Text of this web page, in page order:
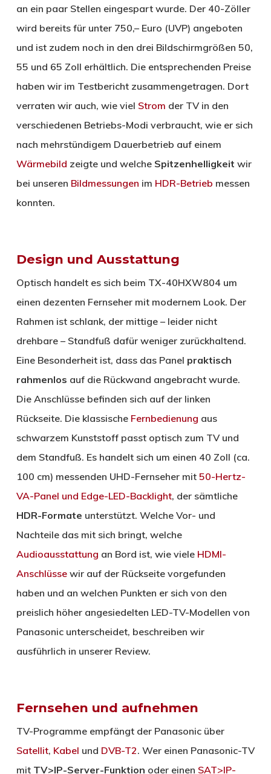
an ein paar Stellen eingespart wurde. Der 40-Zöller
wird bereits für unter 750,– Euro (UVP) angeboten
und ist zudem noch in den drei Bildschirmgrößen 50,
55 und 65 Zoll erhältlich. Die entsprechenden Preise
haben wir im Testbericht zusammengetragen. Dort
verraten wir auch, wie viel Strom der TV in den
verschiedenen Betriebs-Modi verbraucht, wie er sich
nach mehrstündigem Dauerbetrieb auf einem
Wärmebild zeigte und welche Spitzenhelligkeit wir
bei unseren Bildmessungen im HDR-Betrieb messen
konnten.
Design und Ausstattung
Optisch handelt es sich beim TX-40HXW804 um
einen dezenten Fernseher mit modernem Look. Der
Rahmen ist schlank, der mittige – leider nicht
drehbare – Standfuß dafür weniger zurückhaltend.
Eine Besonderheit ist, dass das Panel praktisch
rahmenlos auf die Rückwand angebracht wurde.
Die Anschlüsse befinden sich auf der linken
Rückseite. Die klassische Fernbedienung aus
schwarzem Kunststoff passt optisch zum TV und
dem Standfuß. Es handelt sich um einen 40 Zoll (ca.
100 cm) messenden UHD-Fernseher mit 50-Hertz-
VA-Panel und Edge-LED-Backlight, der sämtliche
HDR-Formate unterstützt. Welche Vor- und
Nachteile das mit sich bringt, welche
Audioausstattung an Bord ist, wie viele HDMI-
Anschlüssewir auf der Rückseite vorgefunden
haben und an welchen Punkten er sich von den
preislich höher angesiedelten LED-TV-Modellen von
Panasonic unterscheidet, beschreiben wir
ausführlich in unserer Review.
Fernsehen und aufnehmen
TV-Programme empfängt der Panasonic über
Satellit, Kabel und DVB-T2. Wer einen Panasonic-TV
mit TV>IP-Server-Funktion oder einen SAT>IP-